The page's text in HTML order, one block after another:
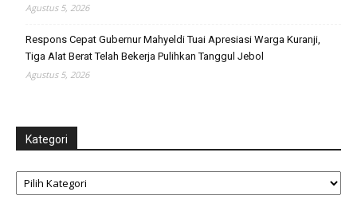
Agustus 5, 2026
Respons Cepat Gubernur Mahyeldi Tuai Apresiasi Warga Kuranji,
Tiga Alat Berat Telah Bekerja Pulihkan Tanggul Jebol
Agustus 5, 2026
Kategori
Kategori